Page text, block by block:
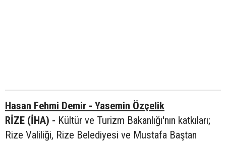
Hasan Fehmi Demir - Yasemin Özçelik
RİZE (İHA) - Kültür ve Turizm Bakanlığı'nın katkıları;
Rize Valiliği, Rize Belediyesi ve Mustafa Baştan